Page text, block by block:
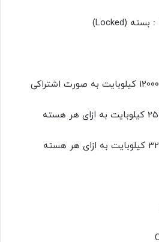
بسته (Locked)